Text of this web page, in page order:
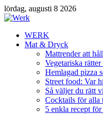
lördag, augusti 8 2026
WERK
Mat & Dryck
Mattrender att
Vegetariska
Hemlagad pizza
Street food: Var
Så väljer du rätt
Cocktails för alla
5 enkla recept